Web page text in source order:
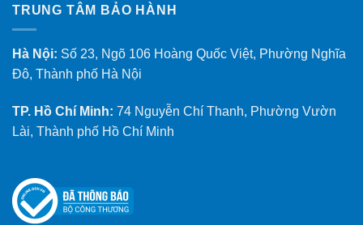
TRUNG TÂM BẢO HÀNH
Hà Nội: Số 23, Ngõ 106 Hoàng Quốc Việt, Phường Nghĩa
Đô, Thành phố Hà Nội
TP. Hồ Chí Minh: 74 Nguyễn Chí Thanh, Phường Vườn
Lài, Thành phố Hồ Chí Minh